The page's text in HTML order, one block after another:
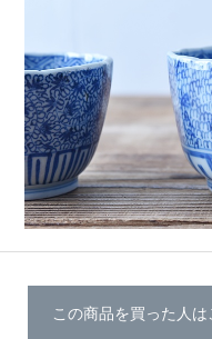
この商品を買った人